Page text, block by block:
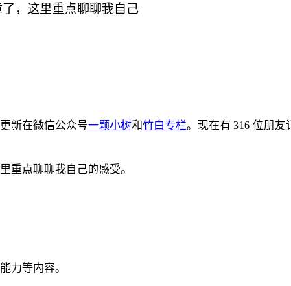
，这里重点聊聊我自己
新在微信公众号一颗小树和竹白专栏。现在有 316 位朋友
重点聊聊我自己的感受。
力等内容。